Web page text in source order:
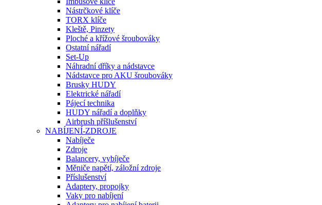
Nástrčkové klíče
TORX klíče
Kleště, Pinzety
Ploché a křížové šroubováky
Ostatní nářadí
Set-Up
Náhradní dříky a nádstavce
Nádstavce pro AKU šroubováky
Brusky HUDY
Elektrické nářadí
Pájecí technika
HUDY nářadí a doplňky
Airbrush příšlušenství
NABÍJENÍ-ZDROJE
Nabíječe
Zdroje
Balancery, vybíječe
Měniče napětí, záložní zdroje
Příslušenství
Adaptery, propojky
Vaky pro nabíjení